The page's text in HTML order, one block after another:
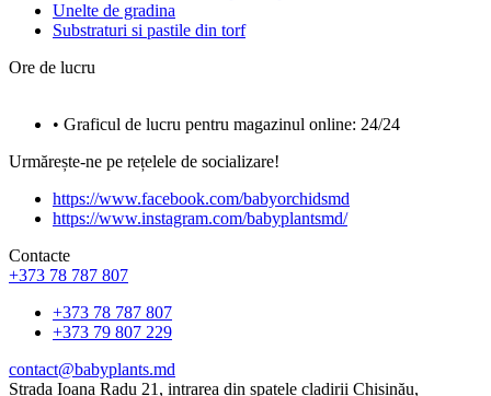
Unelte de gradina
Substraturi si pastile din torf
Ore de lucru
• Graficul de lucru pentru magazinul online: 24/24
Urmărește-ne pe rețelele de socializare!
https://www.facebook.com/babyorchidsmd
https://www.instagram.com/babyplantsmd/
Contacte
+373 78 787 807
+373 78 787 807
+373 79 807 229
contact@babyplants.md
Strada Ioana Radu 21, intrarea din spatele cladirii Chișinău,